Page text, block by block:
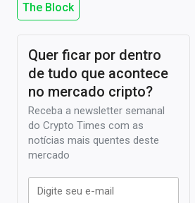
The Block
Quer ficar por dentro
de tudo que acontece
no mercado cripto?
Receba a newsletter semanal
do Crypto Times com as
notícias mais quentes deste
mercado